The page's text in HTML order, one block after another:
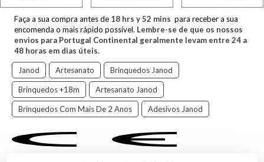
Faça a sua compra antes de 18 hrs y52 mins para receber a sua
encomenda o mais rápido possível. Lembre-se de que os nossos
envios para Portugal Continental geralmente levam entre 24 a
48 horas em dias úteis.
Janod Artesanato Brinquedos Janod
Brinquedos +18m Artesanato Janod
Brinquedos Com Mais De 2 Anos Adesivos Janod